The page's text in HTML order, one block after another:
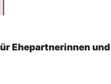
Ehepartnerinnen und